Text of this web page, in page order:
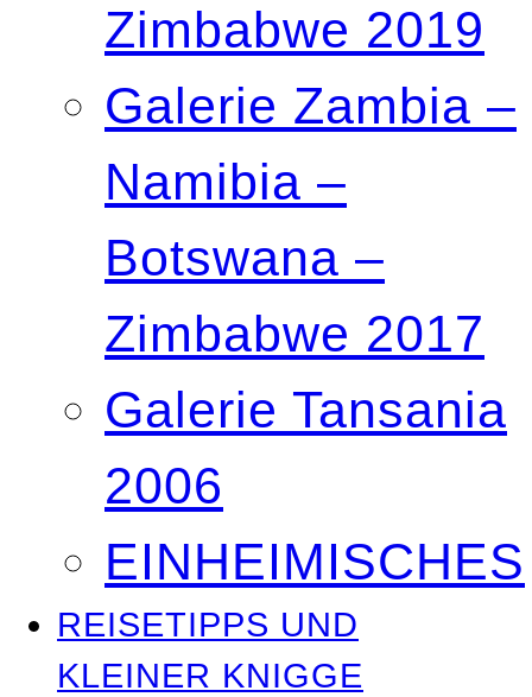
Zimbabwe 2019
Galerie Zambia –
Namibia –
Botswana –
Zimbabwe 2017
Galerie Tansania
2006
EINHEIMISCHES
REISETIPPS UND
KLEINER KNIGGE